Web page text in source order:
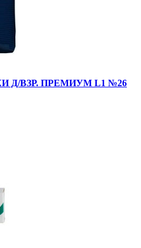
Д/ВЗР. ПРЕМИУМ L1 №26